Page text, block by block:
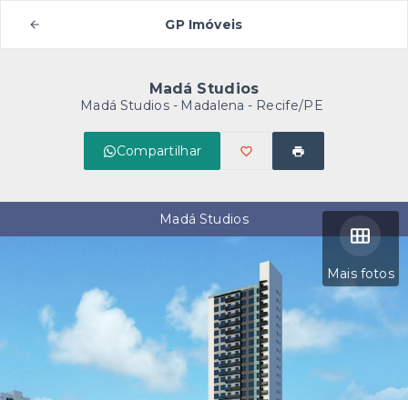
GP Imóveis
Madá Studios
Madá Studios - Madalena - Recife/PE
Compartilhar
Mais fotos
Madá Studios